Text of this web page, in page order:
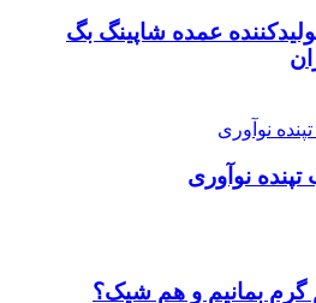
تولیدکننده عمده شاپینگ بگ
نوآوری
گرم بمانیم و هم شیک؟